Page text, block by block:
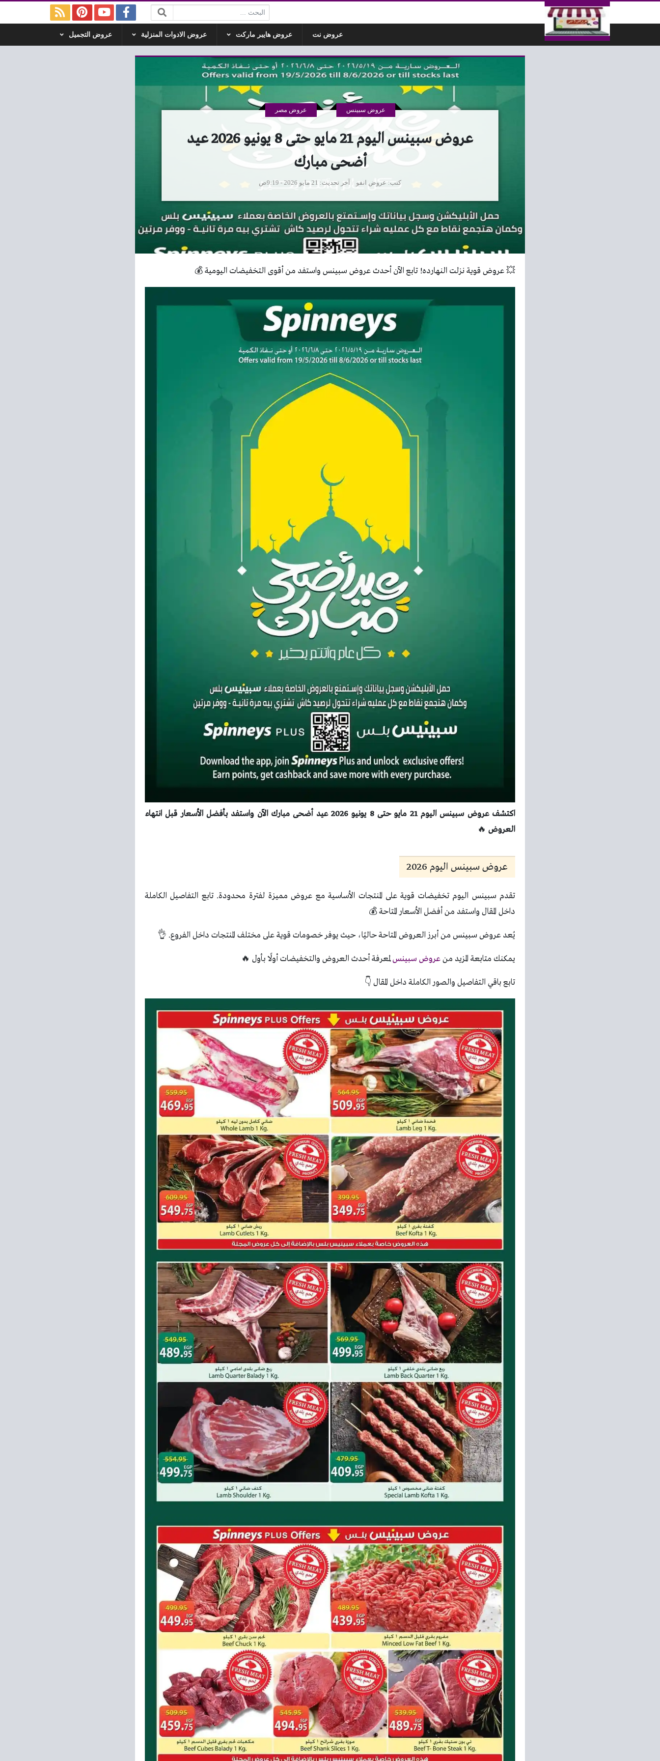
التخطي إلى المحتوى
البحث:
عروض نت عروض هايبر ماركت عروض الادوات المنزلية عروض التجميل
عروض سبينس اليوم 21 مايو حتى 8 يونيو 2026 عيد
أضحى مبارك
كتب عروض انفو
عروض سبينس عروض مصر
آخر تحديث 21 مايو 2026 - 9:19ص
💥 عروض قوية نزلت النهارده! تابع الآن أحدث عروض سبينس واستفد من أقوى التخفيضات اليومية 💰
اكتشف عروض سبينس اليوم 21 مايو حتى 8 يونيو 2026 عيد أضحى مبارك الآن واستفد بأفضل الأسعار قبل انتهاء
العروض 🔥
عروض سبينس اليوم 2026
تقدم سبينس اليوم تخفيضات قوية على المنتجات الأساسية مع عروض مميزة لفترة محدودة. تابع التفاصيل الكاملة
داخل المقال واستفد من أفضل الأسعار المتاحة 💰
يُعد عروض سبينس من أبرز العروض المتاحة حاليًا، حيث يوفر خصومات قوية على مختلف المنتجات داخل الفروع. 👌
يمكنك متابعة المزيد منعروض سبينسلمعرفة أحدث العروض والتخفيضات أولًا بأول 🔥
تابع باقي التفاصيل والصور الكاملة داخل المقال 👇